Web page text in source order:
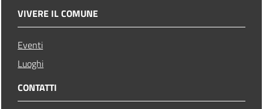
VIVERE IL COMUNE
Eventi
Luoghi
CONTATTI